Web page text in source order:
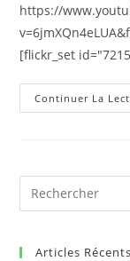
https://
[flickr_set
Continuer La
Articles Récents